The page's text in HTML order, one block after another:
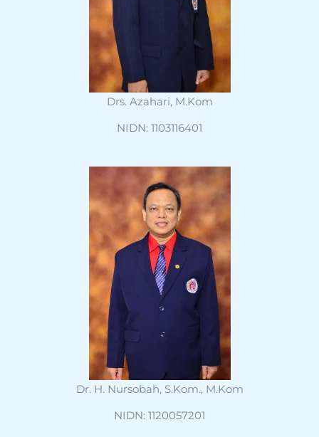
Drs. Azahari, M.Kom
NIDN: 1103116401
Dr. H. Nursobah, S.Kom., M.Kom
NIDN: 1120057201